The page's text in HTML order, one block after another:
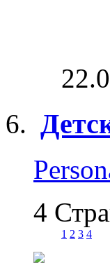
4
1 2 3 4